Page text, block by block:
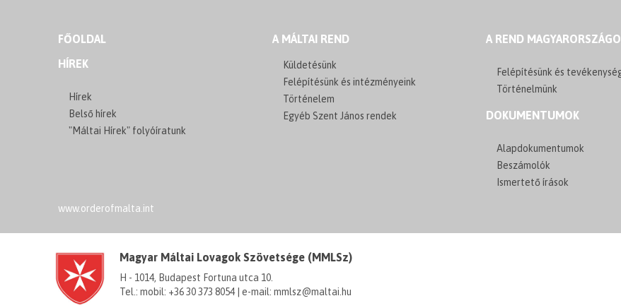
FŐOLDAL
HÍREK
Hírek
Belső hírek
"Máltai Hírek" folyóíratunk
A MÁLTAI REND
Küldetésünk
Felépítésünk és intézményeink
Történelem
Egyéb Szent János rendek
A REND
Felépítésünk és
Történelmünk
DOKUMENTUMOK
Alapdokumentumok
Beszámolók
Ismertető írások
www.orderofmalta.int
Magyar Máltai Lovagok Szövetsége (MMLSz)
H - 1014, Budapest Fortuna utca 10.
Tel.: mobil: +36 30 373 8054 | e-mail: mmlsz@maltai.hu